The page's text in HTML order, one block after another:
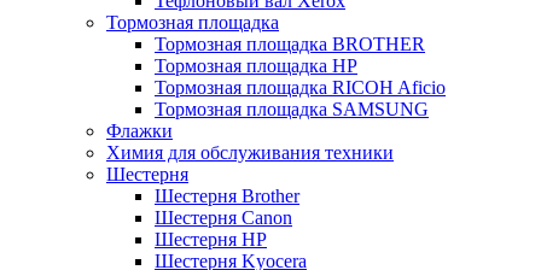
Тормозная площадка
Тормозная площадка BROTHER
Тормозная площадка HP
Тормозная площадка RICOH Aficio
Тормозная площадка SAMSUNG
Флажки
Химия для обслуживания техники
Шестерня
Шестерня Brother
Шестерня Canon
Шестерня HP
Шестерня Kyocera